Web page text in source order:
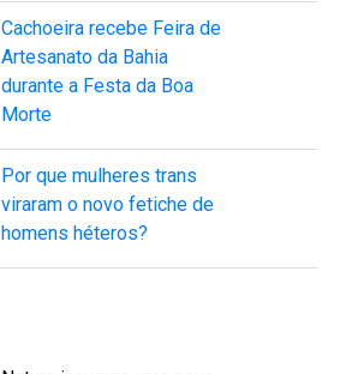
Cachoeira recebe Feira de
Artesanato da Bahia
durante a Festa da Boa
Morte
Por que mulheres trans
viraram o novo fetiche de
homens héteros?